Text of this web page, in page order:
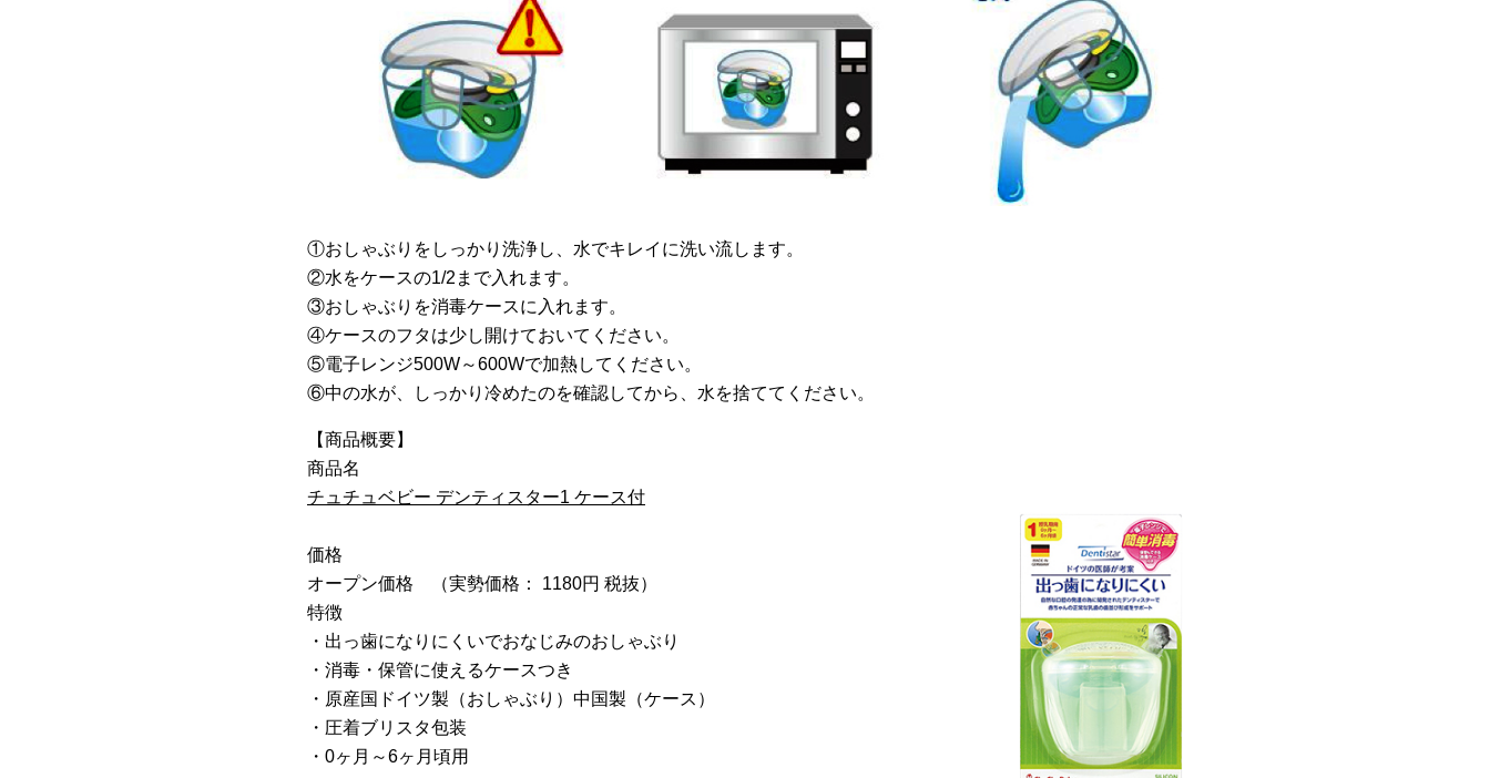
①おしゃぶりをしっかり洗浄し、水でキレイに洗い流します。
②水をケースの1/2まで入れます。
③おしゃぶりを消毒ケースに入れます。
④ケースのフタは少し開けておいてください。
⑤電子レンジ500W～600Wで加熱してください。
⑥中の水が、しっかり冷めたのを確認してから、水を捨ててください。
【商品概要】
商品名
チュチュベビー デンティスター1 ケース付
価格
オープン価格 （実勢価格： 1180円 税抜）
特徴
・出っ歯になりにくいでおなじみのおしゃぶり
・消毒・保管に使えるケースつき
・原産国ドイツ製（おしゃぶり）中国製（ケース）
・圧着ブリスタ包装
・0ヶ月～6ヶ月頃用